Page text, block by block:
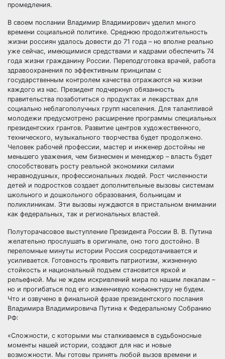
промедления.
В своем послании Владимир Владимирович уделил много
времени социальной политике. Среднюю продолжительность
жизни россиян удалось довести до 71 года – но вполне реально
уже сейчас, имеющимися средствами и кадрами обеспечить 74
года жизни гражданину России. Переподготовка врачей, работа
здравоохранения по эффективным принципам с
государственным контролем качества отражаются на жизни
каждого из нас. Президент подчеркнул обязанность
правительства позаботиться о продуктах и лекарствах для
социально неблагополучных групп населения. Для талантливой
молодежи предусмотрено расширение программы специальных
президентских грантов. Развитие центров художественного,
технического, музыкального творчества будет продолжено.
Человек рабочей профессии, мастер и инженер достойны не
меньшего уважения, чем бизнесмен и менеджер – власть будет
способствовать росту реальной экономики силами
неравнодушных, профессиональных людей. Рост численности
детей и подростков создает дополнительные вызовы системам
школьного и дошкольного образования, больницам и
поликлиникам. Эти вызовы нуждаются в пристальном внимании
как федеральных, так и региональных властей.
Полуторачасовое выступление Президента России В. В. Путина
желательно прослушать в оригинале, оно того достойно. В
переломные минуты истории Россия сосредотачивается и
усиливается. Готовность проявить патриотизм, жизненную
стойкость и национальный подъем становится яркой и
рельефной. Мы не ждем искривлений мира по нашим лекалам –
но и прогибаться под его изменчивую конъюнктуру не будем.
Что и озвучено в финальной фразе президентского послания
Владимира Владимировича Путина к Федеральному Собранию
РФ:
«Сложности, с которыми мы сталкиваемся в судьбоносные
моменты нашей истории, создают для нас и новые
возможности. Мы готовы принять любой вызов времени и